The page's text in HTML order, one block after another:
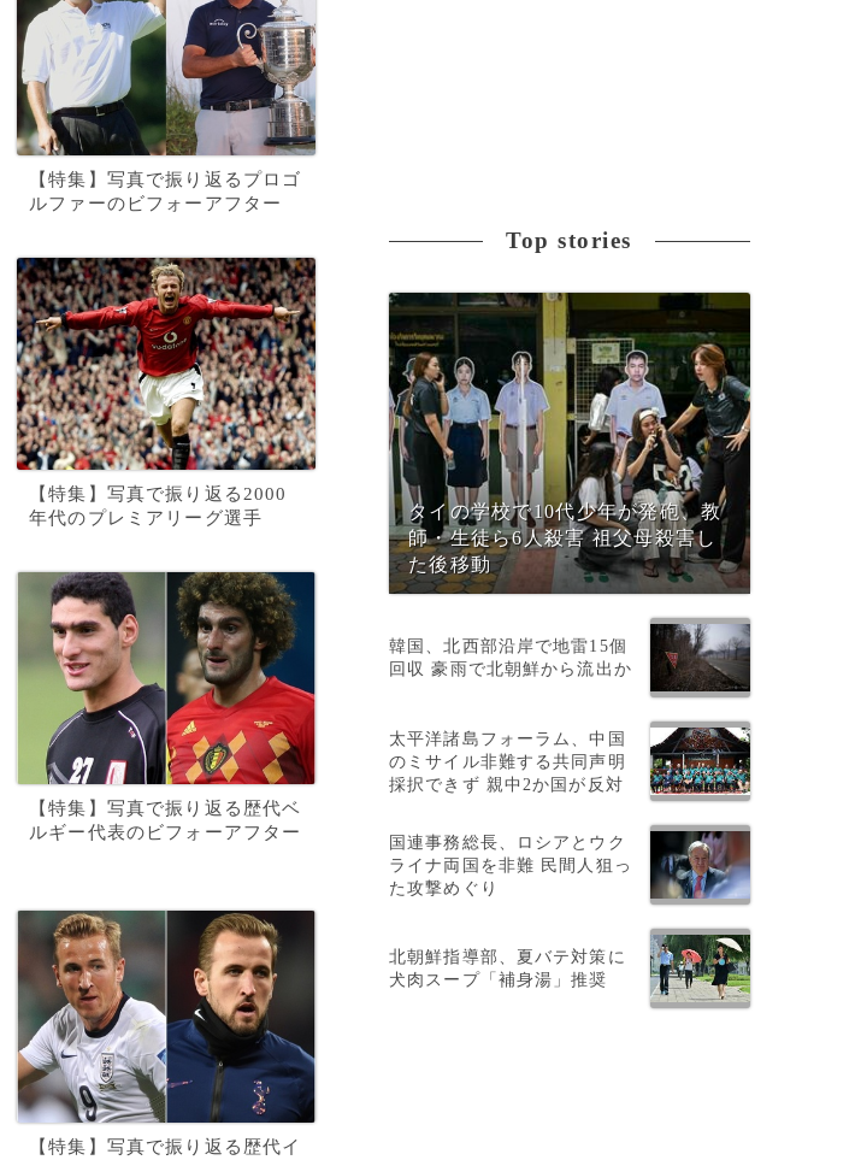
【特集】写真で振り返るプロゴ
ルファーのビフォーアフター
【特集】写真で振り返る2000
年代のプレミアリーグ選手
【特集】写真で振り返る歴代ベ
ルギー代表のビフォーアフター
【特集】写真で振り返る歴代イ
Top stories
タイの学校で10代少年が発砲、教
師・生徒ら6人殺害 祖父母殺害し
た後移動
韓国、北西部沿岸で地雷15個
回収 豪雨で北朝鮮から流出か
太平洋諸島フォーラム、中国
のミサイル非難する共同声明
採択できず 親中2か国が反対
国連事務総長、ロシアとウク
ライナ両国を非難 民間人狙っ
た攻撃めぐり
北朝鮮指導部、夏バテ対策に
犬肉スープ「補身湯」推奨